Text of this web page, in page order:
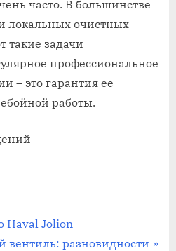
часто. В большинстве
локальных очистных
такие задачи
профессиональное
– это гарантия ее
работы.
Haval Jolion
вентиль: разновидности